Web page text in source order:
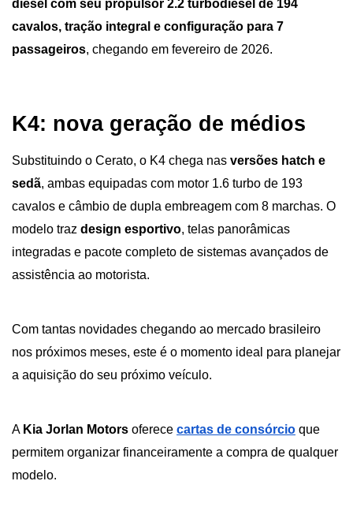
diesel com seu propulsor 2.2 turbodiesel de 194
cavalos, tração integral e configuração para 7
passageiros, chegando em fevereiro de 2026.
K4: nova geração de médios
Substituindo o Cerato, o K4 chega nas versões hatch e
sedã, ambas equipadas com motor 1.6 turbo de 193
cavalos e câmbio de dupla embreagem com 8 marchas. O
modelo traz design esportivo, telas panorâmicas
integradas e pacote completo de sistemas avançados de
assistência ao motorista.
Com tantas novidades chegando ao mercado brasileiro
nos próximos meses, este é o momento ideal para planejar
a aquisição do seu próximo veículo.
A Kia Jorlan Motors oferece cartas de consórcio que
permitem organizar financeiramente a compra de qualquer
modelo.